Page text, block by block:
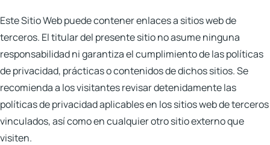
Este Sitio Web puede contener enlaces a sitios web de
terceros. El titular del presente sitio no asume ninguna
responsabilidad ni garantiza el cumplimiento de las políticas
de privacidad, prácticas o contenidos de dichos sitios. Se
recomienda a los visitantes revisar detenidamente las
políticas de privacidad aplicables en los sitios web de terceros
vinculados, así como en cualquier otro sitio externo que
visiten.